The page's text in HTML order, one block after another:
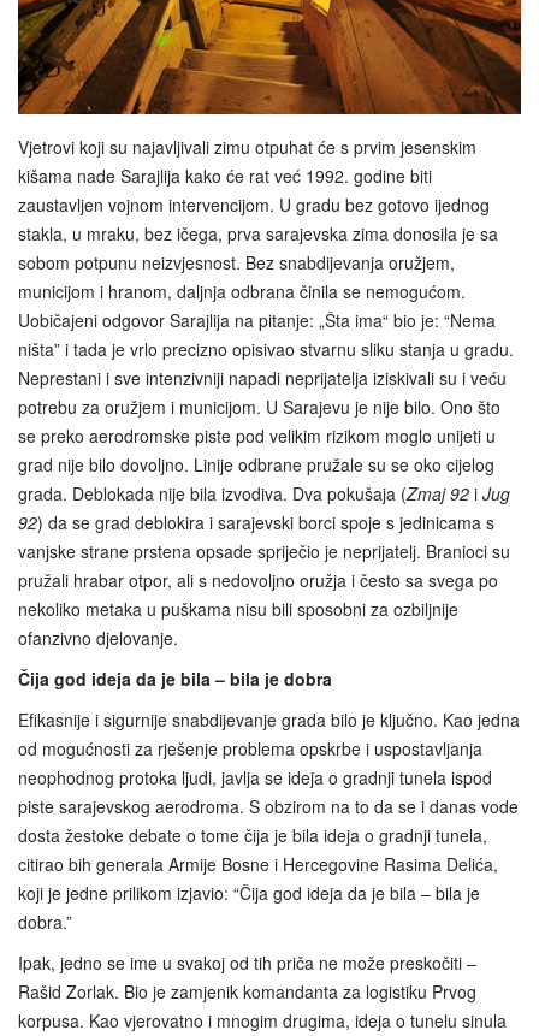
Vjetrovi koji su najavljivali zimu otpuhat će s prvim jesenskim
kišama nade Sarajlija kako će rat već 1992. godine biti
zaustavljen vojnom intervencijom. U gradu bez gotovo ijednog
stakla, u mraku, bez ičega, prva sarajevska zima donosila je sa
sobom potpunu neizvjesnost. Bez snabdijevanja oružjem,
municijom i hranom, daljnja odbrana činila se nemogućom.
Uobičajeni odgovor Sarajlija na pitanje: „Šta ima“ bio je: “Nema
ništa” i tada je vrlo precizno opisivao stvarnu sliku stanja u gradu.
Neprestani i sve intenzivniji napadi neprijatelja iziskivali su i veću
potrebu za oružjem i municijom. U Sarajevu je nije bilo. Ono što
se preko aerodromske piste pod velikim rizikom moglo unijeti u
grad nije bilo dovoljno. Linije odbrane pružale su se oko cijelog
grada. Deblokada nije bila izvodiva. Dva pokušaja (Zmaj 92 i Jug
92) da se grad deblokira i sarajevski borci spoje s jedinicama s
vanjske strane prstena opsade spriječio je neprijatelj. Branioci su
pružali hrabar otpor, ali s nedovoljno oružja i često sa svega po
nekoliko metaka u puškama nisu bili sposobni za ozbiljnije
ofanzivno djelovanje.
Čija god ideja da je bila – bila je dobra
Efikasnije i sigurnije snabdijevanje grada bilo je ključno. Kao jedna
od mogućnosti za rješenje problema opskrbe i uspostavljanja
neophodnog protoka ljudi, javlja se ideja o gradnji tunela ispod
piste sarajevskog aerodroma. S obzirom na to da se i danas vode
dosta žestoke debate o tome čija je bila ideja o gradnji tunela,
citirao bih generala Armije Bosne i Hercegovine Rasima Delića,
koji je jedne prilikom izjavio: “Čija god ideja da je bila – bila je
dobra.”
Ipak, jedno se ime u svakoj od tih priča ne može preskočiti –
Rašid Zorlak. Bio je zamjenik komandanta za logistiku Prvog
korpusa. Kao vjerovatno i mnogim drugima, ideja o tunelu sinula